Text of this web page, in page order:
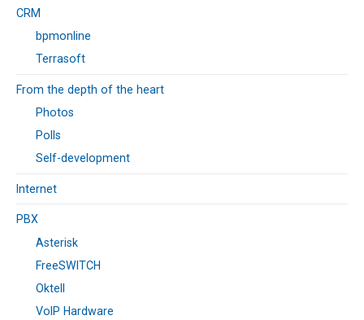
CRM
bpmonline
Terrasoft
From the depth of the heart
Photos
Polls
Self-development
Internet
PBX
Asterisk
FreeSWITCH
Oktell
VoIP Hardware